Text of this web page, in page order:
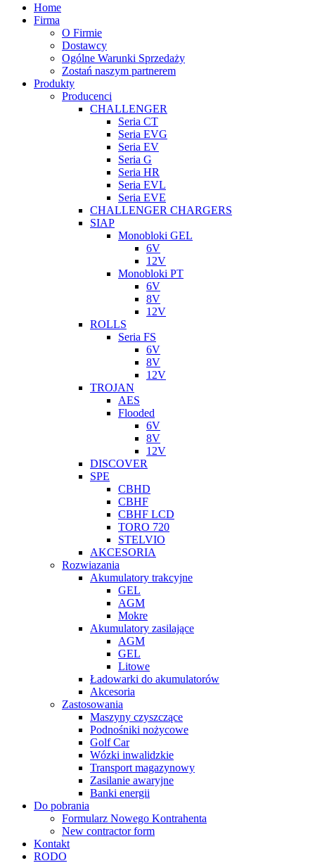
Home
Firma
O Firmie
Dostawcy
Ogólne Warunki Sprzedaży
Zostań naszym partnerem
Produkty
Producenci
CHALLENGER
Seria CT
Seria EVG
Seria EV
Seria G
Seria HR
Seria EVL
Seria EVE
CHALLENGER CHARGERS
SIAP
Monobloki GEL
6V
12V
Monobloki PT
6V
8V
12V
ROLLS
Seria FS
6V
8V
12V
TROJAN
AES
Flooded
6V
8V
12V
DISCOVER
SPE
CBHD
CBHF
CBHF LCD
TORO 720
STELVIO
AKCESORIA
Rozwiazania
Akumulatory trakcyjne
GEL
AGM
Mokre
Akumulatory zasilające
AGM
GEL
Litowe
Ładowarki do akumulatorów
Akcesoria
Zastosowania
Maszyny czyszczące
Podnośniki nożycowe
Golf Car
Wózki inwalidzkie
Transport magazynowy
Zasilanie awaryjne
Banki energii
Do pobrania
Formularz Nowego Kontrahenta
New contractor form
Kontakt
RODO